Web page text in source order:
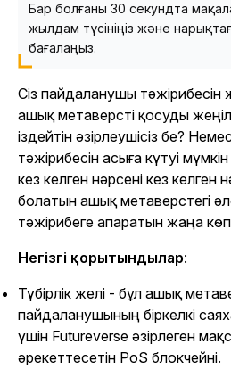
Бар болғаны 30 секундта
жылдам түсініңіз және
бағалаңыз.
Сіз пайдаланушы тәжірибесін
ашық метаверсті қосуды
іздейтін әзірлеушісіз бе?
тәжірибесін асыға күтуі
кез келген нәрсені кез келген
болатын ашық метаверстегі
тәжірибеге апаратын жаңа
Негізгі қорытындылар:
Түбірлік желі - бұл ашық
пайдаланушының біркелкі
үшін Futureverse әзірлеген
әрекеттесетін PoS блокчейні.